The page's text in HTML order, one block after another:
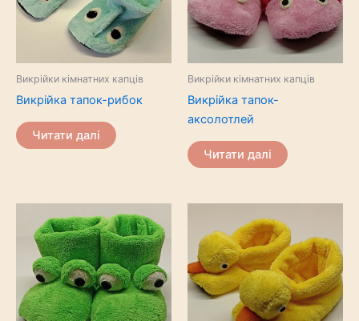
Викрійки кімнатних капців
Викрійка тапок-рибок
Читати далі
Викрійки кімнатних капців
Викрійка тапок-
аксолотлей
Читати далі